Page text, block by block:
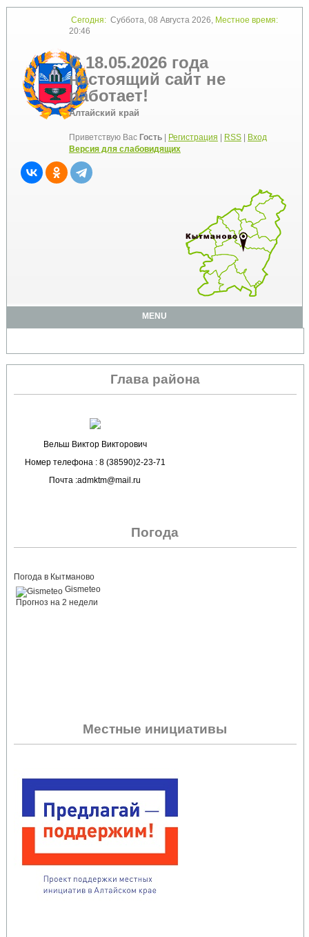
Сегодня:Суббота, 08 Августа 2026, Местное время:
20:46
С 18.05.2026 года
настоящий сайт не
работает!
Алтайский край
Приветствую Вас Гость| Регистрация RSS|
Вход
Версия для слабовидящих
MENU
Глава района
Вельш Виктор Викторович
Номер телефона : 8 (38590)2-23-71
Почта :admktm@mail.ru
Погода
Погода в Кытманово
Gismeteo
Прогноз на 2 недели
Местные инициативы